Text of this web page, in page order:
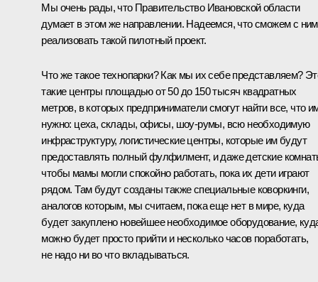
Мы очень рады, что Правительство Ивановской области
думает в этом же направлении. Надеемся, что сможем с
реализовать такой пилотный проект.
Что же такое технопарки? Как мы их себе представляем?
такие центры площадью от 50 до 150 тысяч квадратных
метров, в которых предприниматели смогут найти все, что
нужно: цеха, склады, офисы, шоу-румы, всю необходимую
инфраструктуру, логистические центры, которые им будут
предоставлять полный фулфилмент, и даже детские
чтобы мамы могли спокойно работать, пока их дети играют
рядом. Там будут созданы также специальные коворкинги,
аналогов которым, мы считаем, пока еще нет в мире, куда
будет закуплено новейшее необходимое оборудование,
можно будет просто прийти и несколько часов поработать,
не надо ни во что вкладываться.